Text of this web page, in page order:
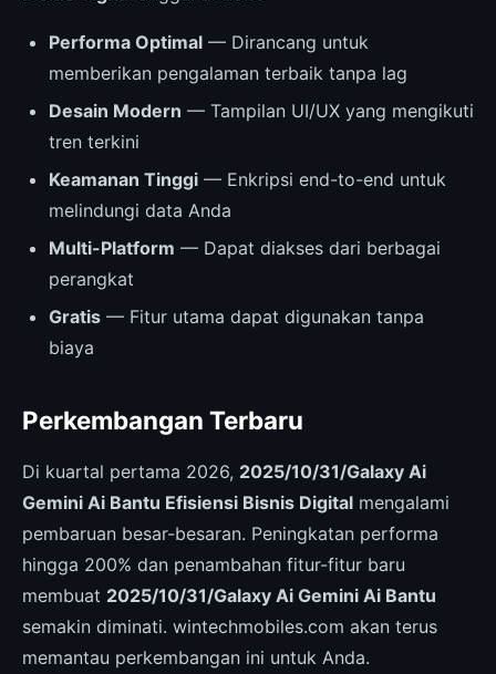
Performa Optimal — Dirancang untuk
memberikan pengalaman terbaik tanpa lag
Desain Modern — Tampilan UI/UX yang mengikuti
tren terkini
Keamanan Tinggi — Enkripsi end-to-end untuk
melindungi data Anda
Multi-Platform — Dapat diakses dari berbagai
perangkat
Gratis — Fitur utama dapat digunakan tanpa
biaya
Perkembangan Terbaru
Di kuartal pertama 2026, 2025/10/31/Galaxy Ai
Gemini Ai Bantu Efisiensi Bisnis Digital mengalami
pembaruan besar-besaran. Peningkatan performa
hingga 200% dan penambahan fitur-fitur baru
membuat 2025/10/31/Galaxy Ai Gemini Ai Bantu
semakin diminati. wintechmobiles.com akan terus
memantau perkembangan ini untuk Anda.